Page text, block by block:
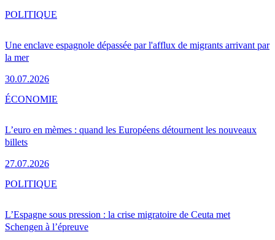
Une enclave espagnole dépassée par l'afflux de migrants arrivant par
la mer
30.07.2026
POLITIQUE
L’euro en mèmes : quand les Européens détournent les nouveaux
billets
27.07.2026
ÉCONOMIE
L’Espagne sous pression : la crise migratoire de Ceuta met
Schengen à l’épreuve
POLITIQUE